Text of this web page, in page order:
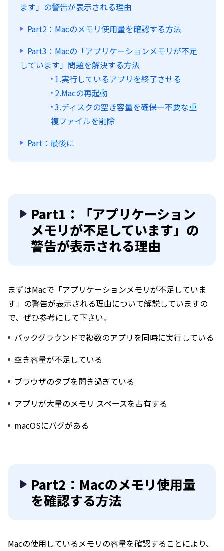
ます」の警告が表示される理由
Part2：Macのメモリ使用量を確認する方法
Part3：Macの「アプリケーションメモリが不足
しています」問題を解決する方法
1.実行しているアプリを終了させる
2.Macの再起動
3.ディスクの空き容量を確保ー不要な重
複ファイルを削除
Part：最後に
Part1：「アプリケーション
メモリが不足しています」の
警告が表示される理由
まずはMacで「アプリケーションメモリが不足していま
す」の警告が表示される理由について解説していますの
で、ぜひ参考にして下さい。
バックグラウンドで複数のアプリを同時に実行している
空き容量が不足している
ブラウザのタブを開き過ぎている
アプリが大量のメモリ スペースを占有する
macOSにバグがある
Part2：Macのメモリ使用量
を確認する方法
Macの使用しているメモリの容量を確認することにより、